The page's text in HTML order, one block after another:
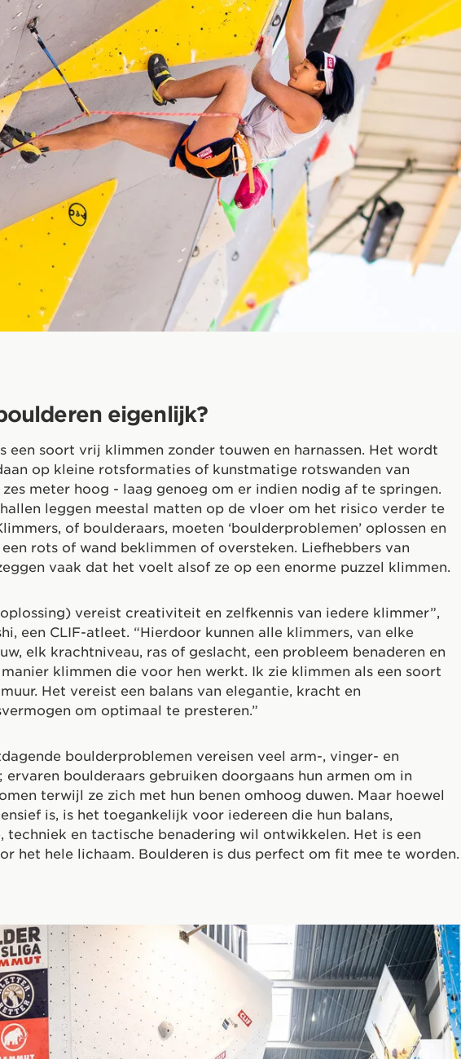
eigenlijk?
een soort vrij klimmen zonder touwen en harnassen. Het wordt
op kleine rotsformaties of kunstmatige rotswanden van
meter hoog - laag genoeg om er indien nodig af te springen.
leggen meestal matten op de vloer om het risico verder te
of boulderaars, moeten ‘boulderproblemen’ oplossen en
rots of wand beklimmen of oversteken. Liefhebbers van
vaak dat het voelt alsof ze op een enorme puzzel klimmen.
vereist creativiteit en zelfkennis van iedere klimmer”,
een CLIF-atleet. “Hierdoor kunnen alle klimmers, van elke
elk krachtniveau, ras of geslacht, een probleem benaderen en
manier klimmen die voor hen werkt. Ik zie klimmen als een soort
Het vereist een balans van elegantie, kracht en
om optimaal te presteren.”
boulderproblemen vereisen veel arm-, vinger- en
ervaren boulderaars gebruiken doorgaans hun armen om in
terwijl ze zich met hun benen omhoog duwen. Maar hoewel
is, is het toegankelijk voor iedereen die hun balans,
techniek en tactische benadering wil ontwikkelen. Het is een
het hele lichaam. Boulderen is dus perfect om fit mee te worden.